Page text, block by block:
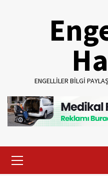
ENGELLILER BILGI
Menu